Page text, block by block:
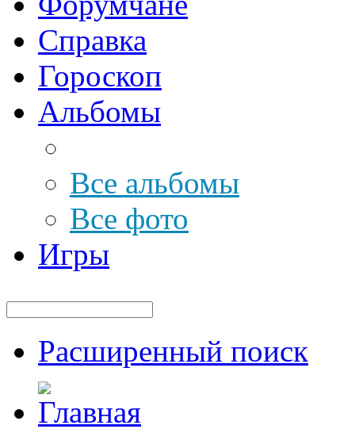
Справка
Гороскоп
Альбомы
Все альбомы
Все фото
Игры
Расширенный поиск